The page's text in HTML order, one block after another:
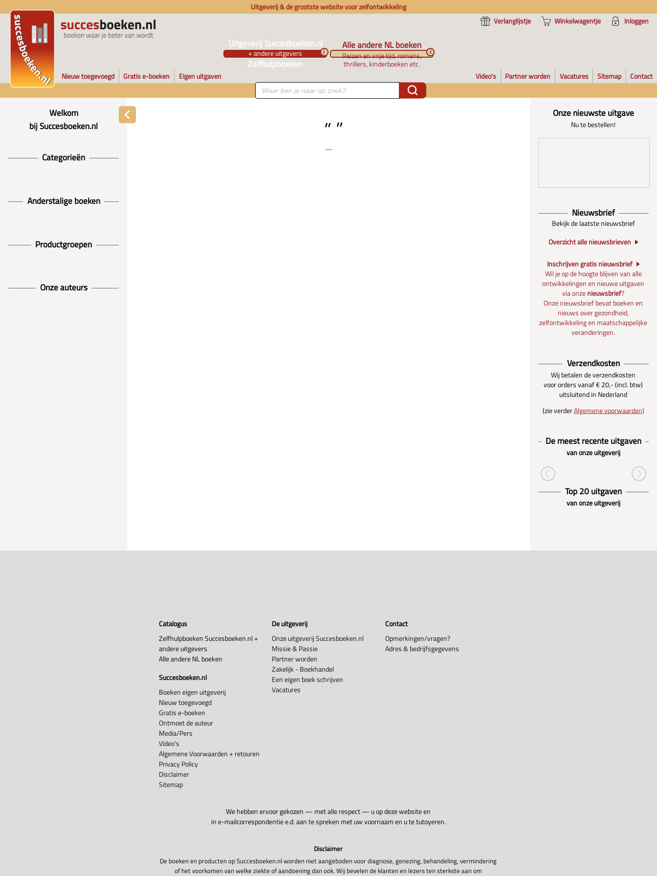
Uitgeverij & de grootste website voor zelfontwikkeling
Verlanglijstje
Winkelwagentje Inloggen
Uitgeverij Succesboeken.nl
+ andere uitgevers
Zelfhulpboeken
i
Alle andere NL boeken
Reizen en vrije tijd, romans,
thrillers, kinderboeken etc.
i
Nieuw toegevoegd Gratis e-boeken Eigen uitgaven Video's Partner worden Vacatures Sitemap Contact
Welkom
bij Succesboeken.nl
Categorieën
Anderstalige boeken
Productgroepen
Onze auteurs
Onze nieuwste uitgave
Nu te bestellen!
Nieuwsbrief
Bekijk de laatste nieuwsbrief
Overzicht alle nieuwsbrieven
Inschrijven gratis nieuwsbrief
Wil je op de hoogte blijven van alle
ontwikkelingen en nieuwe uitgaven
via onzenieuwsbrief?
Onze nieuwsbrief bevat boeken en
nieuws over gezondheid,
zelfontwikkeling en maatschappelijke
veranderingen.
Verzendkosten
Wij betalen de verzendkosten
voor orders vanaf € 20,- (incl. btw)
uitsluitend in Nederland
(zie verderAlgemene voorwaarden)
De meest recente uitgaven
van onze uitgeverij
Top 20 uitgaven
van onze uitgeverij
Catalogus
Zelfhulpboeken Succesboeken.nl +
andere uitgevers
Alle andere NL boeken
Succesboeken.nl
Boeken eigen uitgeverij
Nieuw toegevoegd
Gratis e-boeken
Ontmoet de auteur
Media/Pers
Video's
Algemene Voorwaarden + retouren
Privacy Policy
Disclaimer
Sitemap
De uitgeverij
Onze uitgeverij Succesboeken.nl
Missie & Passie
Partner worden
Zakelijk - Boekhandel
Een eigen boek schrijven
Vacatures
Contact
Opmerkingen/vragen?
Adres & bedrijfsgegevens
We hebben ervoor gekozen — met alle respect — u op deze website en
in e-mailcorrespondentie e.d. aan te spreken met uw voornaam en u te tutoyeren.
Disclaimer
De boeken en producten op Succesboeken.nl worden niet aangeboden voor diagnose, genezing, behandeling, vermindering
of het voorkomen van welke ziekte of aandoening dan ook. Wij bevelen de klanten en lezers ten sterkste aan om